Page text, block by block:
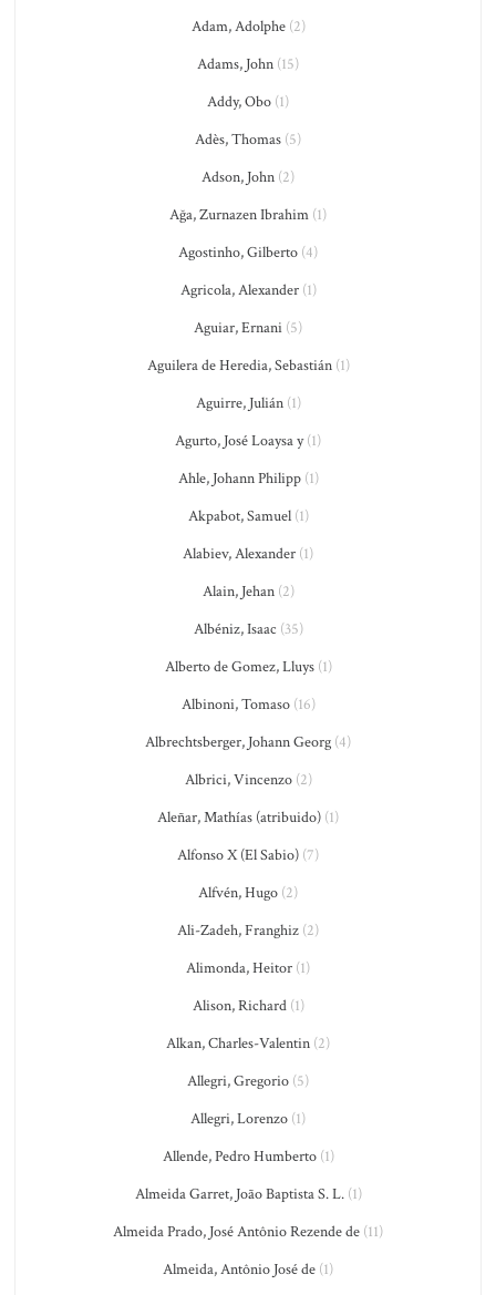
Adam, Adolphe(2)
Adams, John (15)
Addy, Obo (1)
Adès, Thomas (5)
Adson, John (2)
Ağa, Zurnazen Ibrahim (1)
Agostinho, Gilberto (4)
Agricola, Alexander(1)
Aguiar, Ernani (5)
Aguilera de Heredia, Sebastián(1)
Aguirre, Julián(1)
Agurto, José Loaysa y(1)
Ahle, Johann Philipp(1)
Akpabot, Samuel(1)
Alabiev, Alexander (1)
Alain, Jehan(2)
Albéniz, Isaac (35)
Alberto de Gomez, Lluys(1)
Albinoni, Tomaso(16)
Albrechtsberger, Johann Georg (4)
Albrici, Vincenzo(2)
Aleñar, Mathías (atribuido) (1)
Alfonso X (El Sabio) (7)
Alfvén, Hugo (2)
Ali-Zadeh, Franghiz (2)
Alimonda, Heitor (1)
Alison, Richard(1)
Alkan, Charles-Valentin (2)
Allegri, Gregorio (5)
Allegri, Lorenzo (1)
Allende, Pedro Humberto(1)
Almeida Garret, João Baptista S. L.(1)
Almeida Prado, José Antônio Rezende de (11)
Almeida, Antônio José de (1)